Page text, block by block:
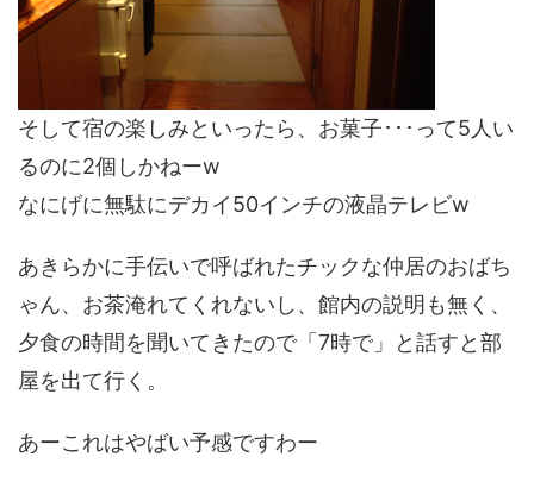
そして宿の楽しみといったら、お菓子･･･って5人い
るのに2個しかねーw
なにげに無駄にデカイ50インチの液晶テレビw
あきらかに手伝いで呼ばれたチックな仲居のおばち
ゃん、お茶淹れてくれないし、館内の説明も無く、
夕食の時間を聞いてきたので「7時で」と話すと部
屋を出て行く。
あーこれはやばい予感ですわー